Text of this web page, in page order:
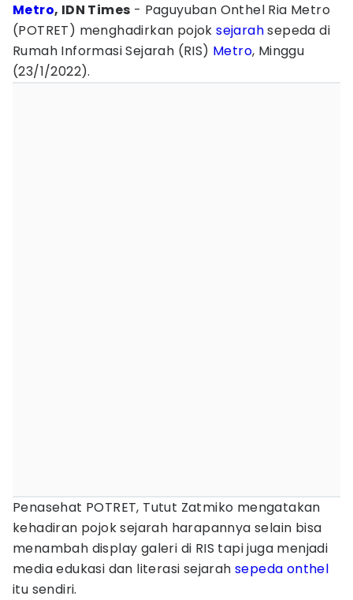
Metro, IDN Times - Paguyuban Onthel Ria Metro
(POTRET) menghadirkan pojoksejarahsepeda di
Rumah Informasi Sejarah (RIS) Metro, Minggu
(23/1/2022).
Penasehat POTRET, Tutut Zatmiko mengatakan
kehadiran pojok sejarah harapannya selain bisa
menambah display galeri di RIS tapi juga menjadi
media edukasi dan literasi sejarah sepeda onthel
itu sendiri.